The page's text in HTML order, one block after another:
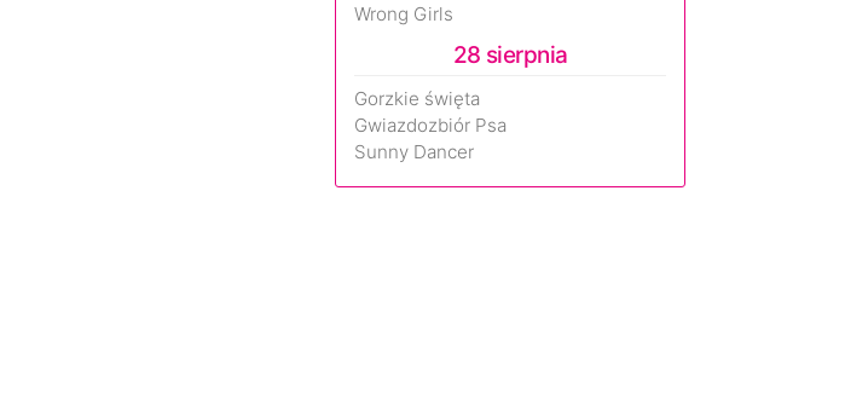
Wrong Girls
28 sierpnia
Gorzkie święta
Gwiazdozbiór Psa
Sunny Dancer